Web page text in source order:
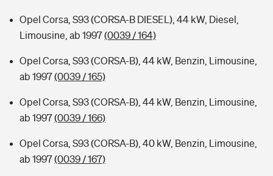
Opel Corsa, S93 (CORSA-B DIESEL), 44 kW, Diesel,
Limousine, ab 1997(0039 / 164)
Opel Corsa, S93 (CORSA-B), 44 kW, Benzin, Limousine,
ab 1997(0039 / 165)
Opel Corsa, S93 (CORSA-B), 44 kW, Benzin, Limousine,
ab 1997(0039 / 166)
Opel Corsa, S93 (CORSA-B), 40 kW, Benzin, Limousine,
ab 1997(0039 / 167)